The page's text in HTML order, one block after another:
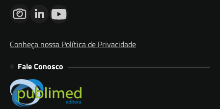
Conheça nossa Política de Privacidade
Fale Conosco